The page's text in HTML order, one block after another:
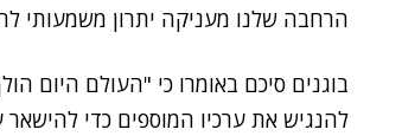
הרחבה שלנו מעניקה יתרון משמעותי
בוגנים סיכם באומרו כי "העולם היום
להנגיש את ערכיו המוספים כדי